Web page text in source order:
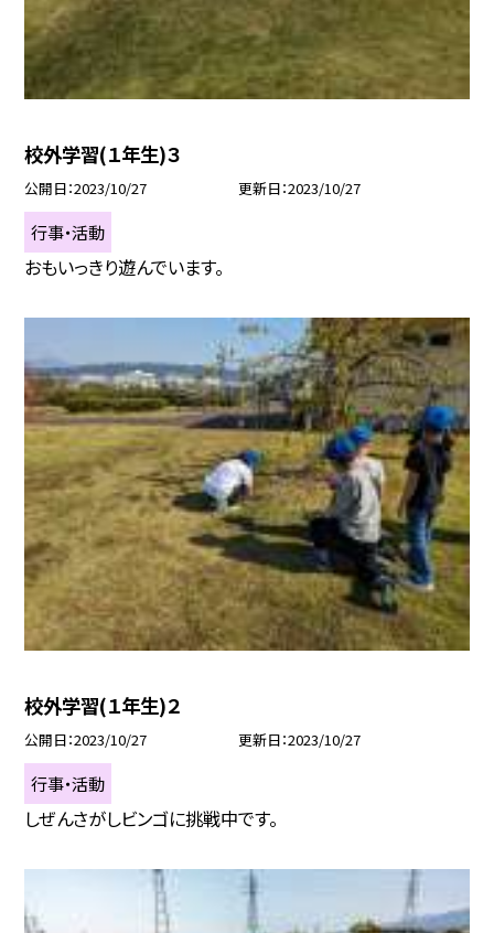
校外学習(１年生)３
公開日 2023/10/27 更新日 2023/10/27
行事・活動
おもいっきり遊んでいます。
校外学習(１年生)２
公開日 2023/10/27 更新日 2023/10/27
行事・活動
しぜんさがしビンゴに挑戦中です。